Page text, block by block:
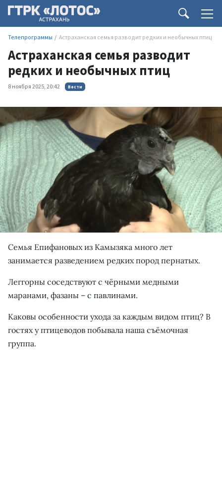
Телепрограммы Астраханская семья разводит редких и необычных птиц
Астраханская семья разводит
редких и необычных птиц
8 ноября 2025, 20:42 Вести
Семья Епифановых из Камызяка много лет
занимается разведением редких пород пернатых.
Леггорны соседствуют с чёрными медными
маранами, фазаны – с павлинами.
Каковы особенности ухода за каждым видом птиц? В
гостях у птицеводов побывала наша съёмочная
группа.